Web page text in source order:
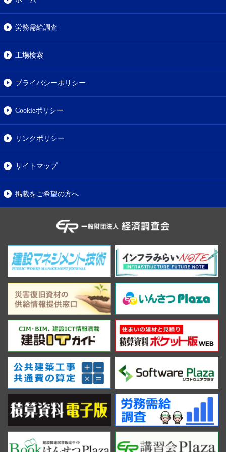
労務需給調査
工場検索
プライバシーポリシー
Cookieポリシー
リンクポリシー
サイトマップ
掲載をご希望の方へ